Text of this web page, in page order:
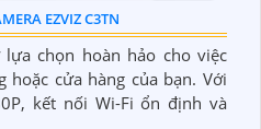
EZVIZ C3TN
lựa chọn hoàn hảo cho việc
hoặc cửa hàng của bạn. Với
kết nối Wi-Fi ổn định và